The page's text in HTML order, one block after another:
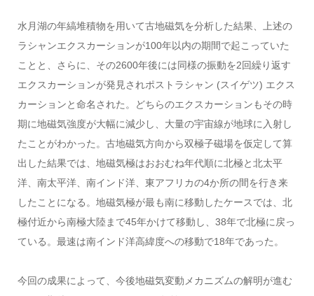
水月湖の年縞堆積物を用いて古地磁気を分析した結果、上述の
ラシャンエクスカーションが100年以内の期間で起こっていた
ことと、さらに、その2600年後には同様の振動を2回繰り返す
エクスカーションが発見されポストラシャン (スイゲツ) エクス
カーションと命名された。どちらのエクスカーションもその時
期に地磁気強度が大幅に減少し、大量の宇宙線が地球に入射し
たことがわかった。古地磁気方向から双極子磁場を仮定して算
出した結果では、地磁気極はおおむね年代順に北極と北太平
洋、南太平洋、南インド洋、東アフリカの4か所の間を行き来
したことになる。地磁気極が最も南に移動したケースでは、北
極付近から南極大陸まで45年かけて移動し、38年で北極に戻っ
ている。最速は南インド洋高緯度への移動で18年であった。
今回の成果によって、今後地磁気変動メカニズムの解明が進む